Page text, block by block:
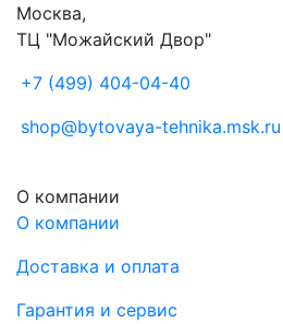
Москва,
ТЦ "Можайский Двор"
+7 (499) 404-04-40
shop@bytovaya-tehnika.msk.ru
О компании
О компании
Доставка и оплата
Гарантия и сервис